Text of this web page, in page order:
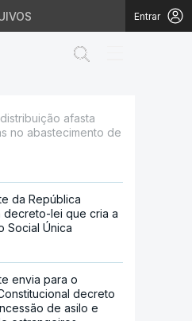
Entrar
de
afasta
no abastecimento de
da República
decreto-lei que cria a
Social Única
envia para o
decreto
de asilo e